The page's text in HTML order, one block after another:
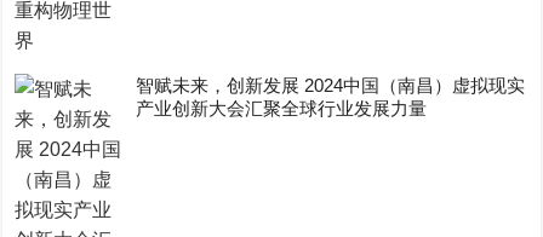
智赋未来，创新发展 2024中国（南昌）虚拟现实
产业创新大会汇聚全球行业发展力量